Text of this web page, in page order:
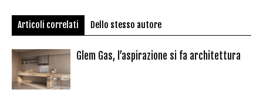
Articoli correlati Dello stesso autore
Glem Gas, l’aspirazione si fa architettura